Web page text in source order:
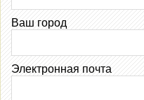
Ваш город
Электронная почта